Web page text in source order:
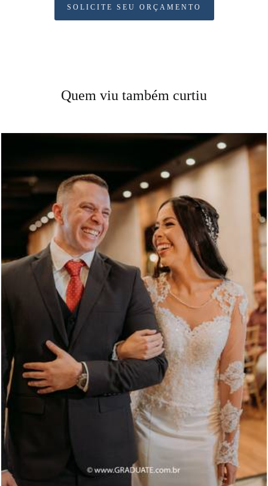
SOLICITE SEU ORÇAMENTO
Quem viu também curtiu
1066 0